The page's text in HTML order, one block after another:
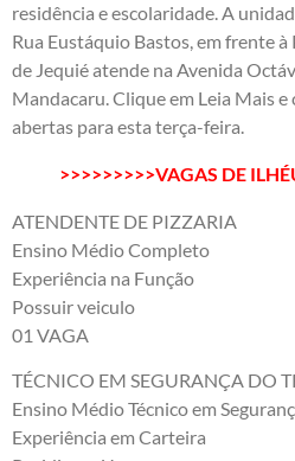
residência e escolaridade. A
Rua Eustáquio Bastos, em frente à
de Jequié atende na Avenida
Mandacaru. Clique em Leia Mais e
abertas para esta terça-feira.
>>>>>>>>>VAGAS DE
ATENDENTE DE PIZZARIA
Ensino Médio Completo
Experiência na Função
Possuir veiculo
01 VAGA
TÉCNICO EM SEGURANÇA DO
Ensino Médio Técnico em
Experiência em Carteira